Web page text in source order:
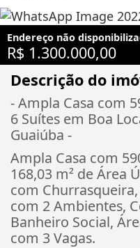
Endereço não
R$ 1.300.000,00
Descrição do
- Ampla Casa com
6 Suítes em Boa
Guaiúba -
Ampla Casa com
168,03 m² de Área
com
com 2 Ambientes,
Banheiro Social,
com 3 Vagas.